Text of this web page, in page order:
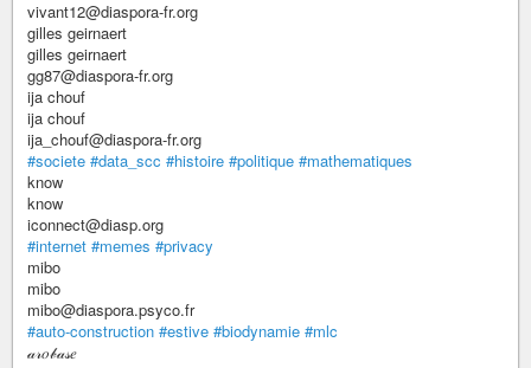
vivant12@diaspora-fr.org
gilles geirnaert
gilles geirnaert
gg87@diaspora-fr.org
ija chouf
ija chouf
ija_chouf@diaspora-fr.org
#societe #data_scc #histoire #politique #mathematiques
know
know
iconnect@diasp.org
#internet #memes #privacy
mibo
mibo
mibo@diaspora.psyco.fr
#auto-construction #estive #biodynamie #mlc
𝒶𝓇𝑜𝒷𝒶𝓈𝑒